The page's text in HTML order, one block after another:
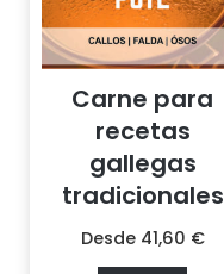
Carne para
recetas
gallegas
tradicionales
Desde 41,60 €